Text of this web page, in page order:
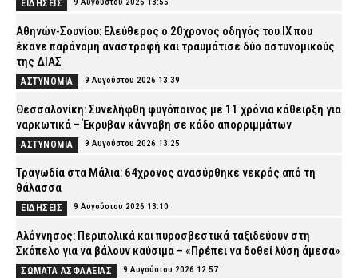
ΕΙΔΗΣΕΙΣ 9 Αυγούστου 2026 13:55
Αθηνών-Σουνίου: Ελεύθερος ο 20χρονος οδηγός του ΙΧ που
έκανε παράνομη αναστροφή και τραυμάτισε δύο αστυνομικούς
της ΔΙΑΣ
ΑΣΤΥΝΟΜΙΑ 9 Αυγούστου 2026 13:39
Θεσσαλονίκη: Συνελήφθη φυγόποινος με 11 χρόνια κάθειρξη για
ναρκωτικά – Έκρυβαν κάνναβη σε κάδο απορριμμάτων
ΑΣΤΥΝΟΜΙΑ 9 Αυγούστου 2026 13:25
Τραγωδία στα Μάλια: 64χρονος ανασύρθηκε νεκρός από τη
θάλασσα
ΕΙΔΗΣΕΙΣ 9 Αυγούστου 2026 13:10
Αλόννησος: Περιπολικά και πυροσβεστικά ταξιδεύουν στη
Σκόπελο για να βάλουν καύσιμα – «Πρέπει να δοθεί λύση άμεσα»
ΣΩΜΑΤΑ ΑΣΦΑΛΕΙΑΣ 9 Αυγούστου 2026 12:57